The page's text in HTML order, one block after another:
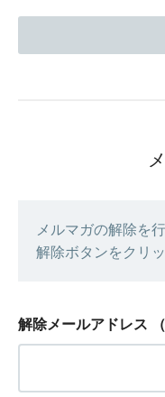
メルマガの解除を
解除ボタンをクリ
解除メールアドレス